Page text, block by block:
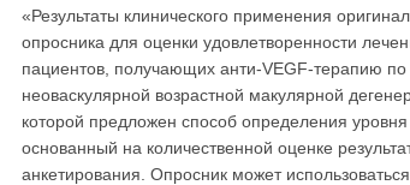
«Результаты клинического применения
опросника для оценки удовлетворенности
пациентов, получающих анти-VEGF-терапию по
неоваскулярной возрастной макулярной
которой предложен способ определения
основанный на количественной оценке
анкетирования. Опросник может